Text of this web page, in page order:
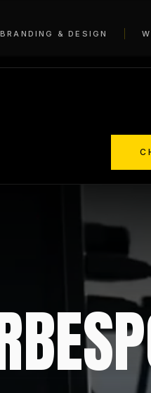
BRANDING & DESIGN